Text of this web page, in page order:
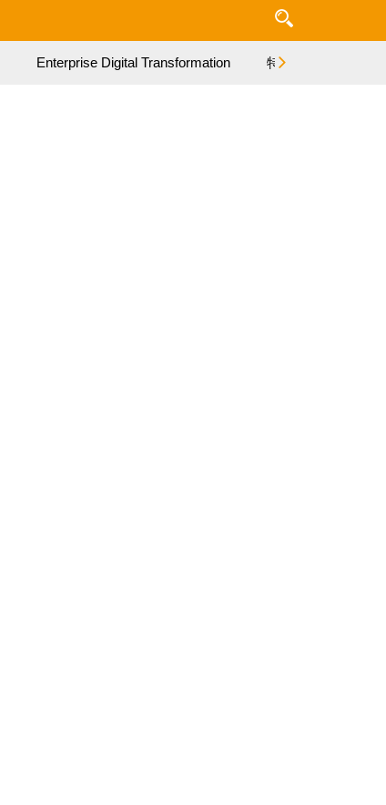
Enterprise Digital Transformation 特集